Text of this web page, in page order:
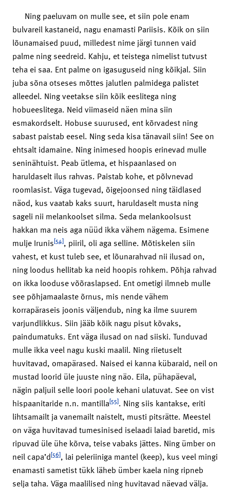
Ning paeluvam on mulle see, et siin pole enam
bulvareil kastaneid, nagu enamasti Pariisis. Kõik on siin
lõunamaised puud, milledest nime järgi tunnen vaid
palme ning seedreid. Kahju, et teistega nimelist tutvust
teha ei saa. Ent palme on igasuguseid ning kõikjal. Siin
juba sõna otseses mõttes jalutlen palmidega palistet
alleedel. Ning veetakse siin kõik eeslitega ning
hobueeslitega. Neid viimaseid näen mina siin
esmakordselt. Hobuse suurused, ent kõrvadest ning
sabast paistab eesel. Ning seda kisa tänavail siin! See on
ehtsalt idamaine. Ning inimesed hoopis erinevad mulle
seninähtuist. Peab ütlema, et hispaanlased on
haruldaselt ilus rahvas. Paistab kohe, et põlvnevad
roomlasist. Väga tugevad, õigejoonsed ning täidlased
näod, kus vaatab kaks suurt, haruldaselt musta ning
sageli nii melankoolset silma. Seda melankoolsust
hakkan ma neis aga nüüd ikka vähem nägema. Esimene
mulje Irunis[54], piiril, oli aga selline. Mõtiskelen siin
vahest, et kust tuleb see, et lõunarahvad nii ilusad on,
ning loodus hellitab ka neid hoopis rohkem. Põhja rahvad
on ikka looduse võõraslapsed. Ent ometigi ilmneb mulle
see põhjamaalaste õrnus, mis nende vähem
korrapäraseis joonis väljendub, ning ka ilme suurem
varjundlikkus. Siin jääb kõik nagu pisut kõvaks,
paindumatuks. Ent väga ilusad on nad siiski. Tunduvad
mulle ikka veel nagu kuski maalil. Ning riietuselt
huvitavad, omapärased. Naised ei kanna kübaraid, neil on
mustad loorid üle juuste ning näo. Eila, pühapäeval,
nägin paljuil selle loori poole kehani ulatuvat. See on vist
hispaanitaride n.n. mantilla[55]. Ning siis kantakse, eriti
lihtsamailt ja vanemailt naistelt, musti pitsrätte. Meestel
on väga huvitavad tumesinised iselaadi laiad baretid, mis
ripuvad üle ühe kõrva, teise vabaks jättes. Ning ümber on
neil capa’d[56], lai peleriiniga mantel (keep), kus veel mingi
enamasti sametist tükk läheb ümber kaela ning ripneb
selja taha. Väga maalilised ning huvitavad näevad välja.